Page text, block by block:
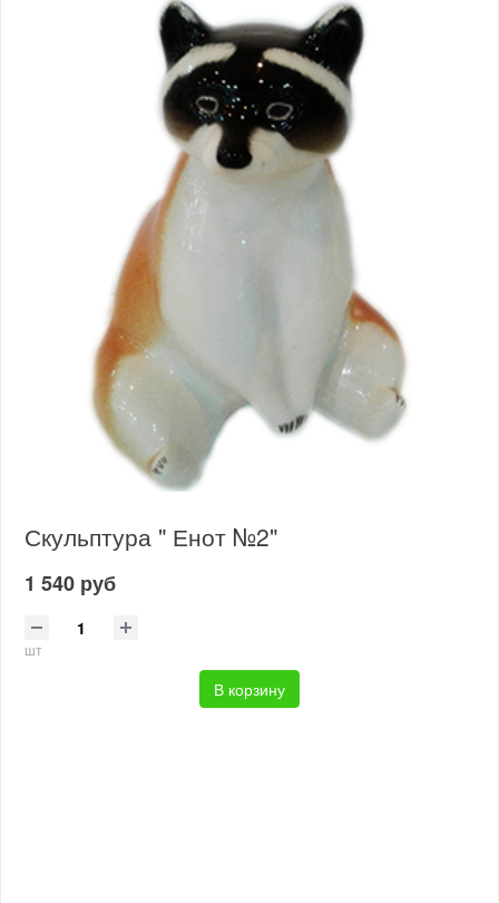
Скульптура " Енот №2"
1 540 руб
шт
В корзину